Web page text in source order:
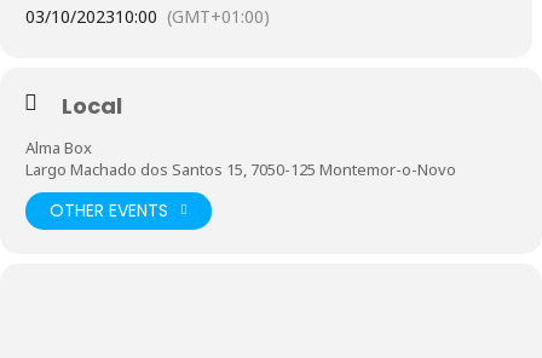
03/10/202310:00 (GMT+01:00)
Local
Alma Box
Largo Machado dos Santos 15, 7050-125 Montemor-o-Novo
OTHER EVENTS